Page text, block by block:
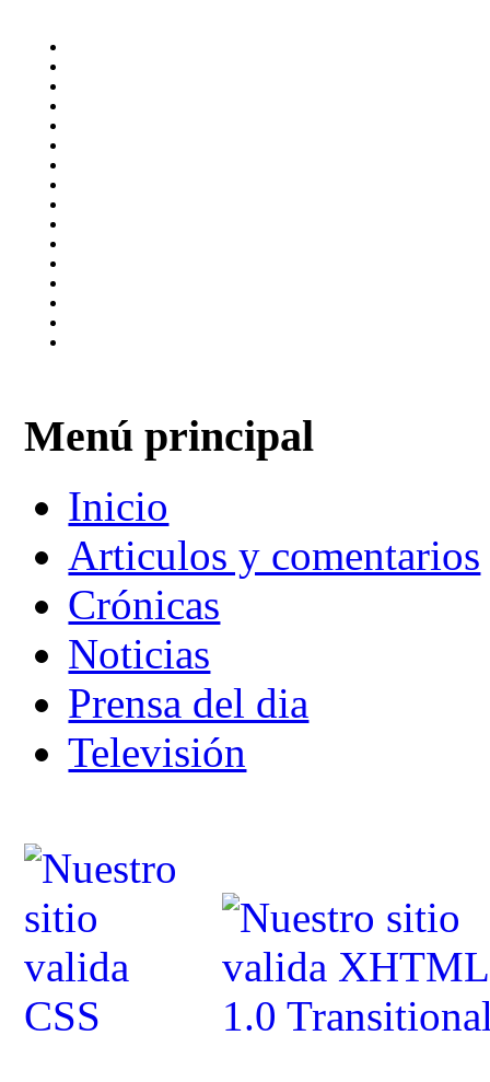
Menú principal
Inicio
Articulos y comentarios
Crónicas
Noticias
Prensa del dia
Televisión